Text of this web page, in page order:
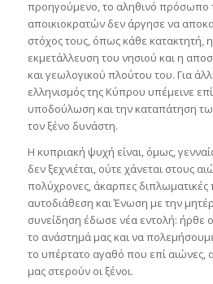
προηγούμενο, το αληθινό πρόσωπο
αποικιοκρατών δεν άργησε να
στόχος τους, όπως κάθε κατακτητή,
εκμετάλλευση του νησιού και η
και γεωλογικού πλούτου του. Για
ελληνισμός της Κύπρου υπέμεινε
υποδούλωση και την καταπάτηση
τον ξένο δυνάστη.
Η κυπριακή ψυχή είναι, όμως,
δεν ξεχνιέται, ούτε χάνεται στους
πολύχρονες, άκαρπες διπλωματικές
αυτοδιάθεση και Ένωση με την
συνείδηση έδωσε νέα εντολή: ήρθε
το ανάστημά μας και να
το υπέρτατο αγαθό που επί αιώνες,
μας στερούν οι ξένοι.